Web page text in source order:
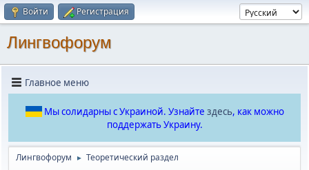
Войти Регистрация
Лингвофорум
Главное меню
Мы солидарны с Украиной. Узнайте здесь, как можно
поддержать Украину.
Лингвофорум ► Теоретический раздел